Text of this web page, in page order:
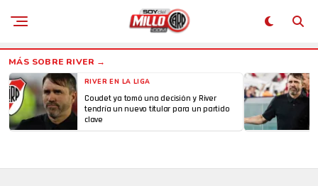
RIVER EN LA LIGA
Coudet ya tomó una decisión y River
tendría un nuevo titular para un partido
clave